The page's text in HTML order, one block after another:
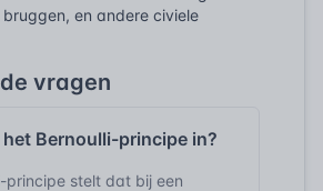
en andere civiele
vragen
Bernoulli-principe in?
principe stelt dat bij een